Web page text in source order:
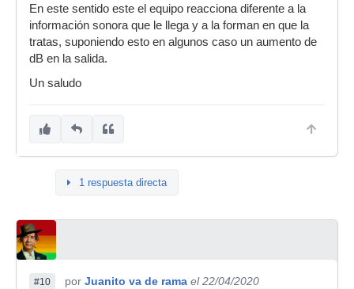
En este sentido este el equipo reacciona diferente a la
información sonora que le llega y a la forman en que la
tratas, suponiendo esto en algunos caso un aumento de
dB en la salida.
Un saludo
1 respuesta directa
#10 por Juanito va de rama el 22/04/2020